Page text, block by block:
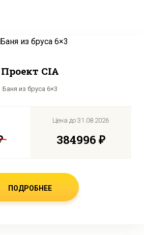
Проект CIA
Баня из бруса 6×3
Цена до 31.08.2026
384996 ₽
ПОДРОБНЕЕ